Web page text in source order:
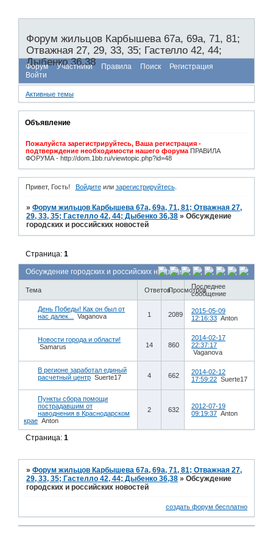
Форум жильцов Карбышева 67а, 69а, 71, 81;
Отважная 27, 29, 33, 35; Гастелло 42, 44;
Дыбенко 36,38
Форум Участники Правила Поиск
Регистрация
Войти
Активные темы
Объявление
Пожалуйста зарегистрируйтесь, Ваша регистрация -
подтверждение необходимости нашего форума ПРАВИЛА
ФОРУМА - http://dom.1bb.ru/viewtopic.php?id=48
Привет, Гость! Войдитеили зарегистрируйтесь.
»Форум жильцов Карбышева 67а, 69а, 71, 81; Отважная 27,
29, 33, 35; Гастелло 42, 44; Дыбенко 36,38 »Обсуждение
городских и российских новостей
Обсуждение городских и российских новостей
Страница:1
Тема ОтветовПросмотровПоследнее
сообщение
День Победы! Как он был от
нас далек...
Vaganova 1 2089
2015-05-09
12:16:33 Anton
Новости города и области!
Samarus
14 860
2014-02-17
22:37:17
Vaganova
В регионе заработал единый
расчетный центр Suerte17 4 662
2014-02-12
17:59:22 Suerte17
Пункты сбора помощи
пострадавшим от
наводнения в Краснодарском
крае Anton
2 632
2012-07-19
09:19:37 Anton
Страница:1
»Форум жильцов Карбышева 67а, 69а, 71, 81; Отважная 27,
29, 33, 35; Гастелло 42, 44; Дыбенко 36,38 »Обсуждение
городских и российских новостей
создать форум бесплатно